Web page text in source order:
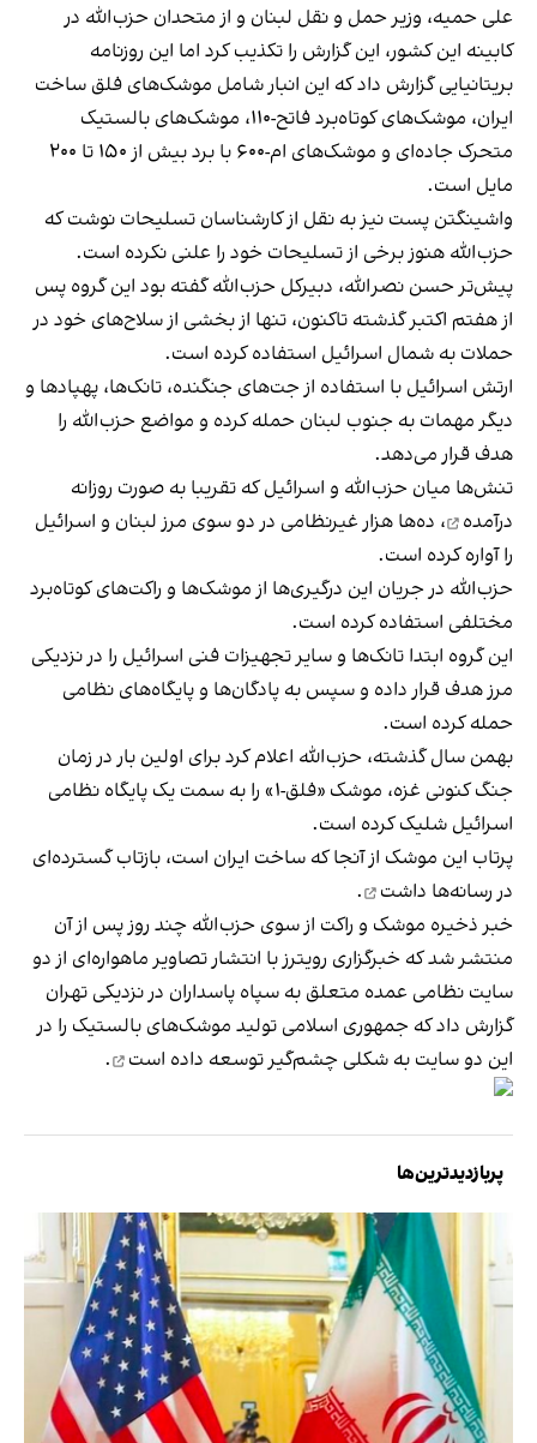
علی حمیه، وزیر حمل و نقل لبنان و از متحدان حزب‌الله در
کابینه این کشور، این گزارش را تکذیب کرد اما این روزنامه
بریتانیایی گزارش داد که این انبار شامل موشک‌های فلق ساخت
ایران، موشک‌های کوتاه‌برد فاتح-۱۱۰، موشک‌های بالستیک
متحرک جاده‌ای و موشک‌های ام-۶۰۰ با برد بیش از ۱۵۰ تا ۲۰۰
مایل است.
واشینگتن پست نیز به نقل از کارشناسان تسلیحات نوشت که
حزب‌الله هنوز برخی از تسلیحات خود را علنی نکرده است.
پیش‌تر حسن نصرالله، دبیرکل حزب‌الله گفته بود این گروه پس
از هفتم اکتبر گذشته تاکنون، تنها از بخشی از سلاح‌های خود در
حملات به شمال اسرائیل استفاده کرده است.
ارتش اسرائیل با استفاده از جت‌های جنگنده، تانک‌ها، پهپادها و
دیگر مهمات به جنوب لبنان حمله کرده و مواضع حزب‌الله را
هدف قرار می‌دهد.
تنش‌ها میان حزب‌الله و اسرائیل که تقریبا به صورت روزانه
درآمده
، ده‌ها هزار غیرنظامی در دو سوی مرز لبنان و اسرائیل
را آواره کرده است.
حزب‌الله در جریان این درگیری‌ها از موشک‌ها و راکت‌های کوتاه‌برد
مختلفی استفاده کرده است.
این گروه ابتدا تانک‌ها و سایر تجهیزات فنی اسرائیل را در نزدیکی
مرز هدف قرار داده و سپس به پادگان‌ها و پایگاه‌های نظامی
حمله کرده است.
بهمن سال گذشته، حزب‌الله اعلام کرد برای اولین بار در زمان
جنگ کنونی غزه، موشک «فلق-۱» را به سمت یک پایگاه نظامی
اسرائیل شلیک کرده است.
پرتاب این موشک از آنجا که ساخت ایران است، بازتاب گسترده‌ای
در رسانه‌ها داشت
.
خبر ذخیره موشک و راکت از سوی حزب‌الله چند روز پس از آن
منتشر شد که خبرگزاری رویترز با انتشار تصاویر ماهواره‌ای از دو
سایت نظامی عمده متعلق به سپاه پاسداران در نزدیکی تهران
گزارش داد که جمهوری اسلامی تولید موشک‌های بالستیک را در
این دو سایت به شکلی چشم‌گیر توسعه داده است .
پربازدیدترین‌ها